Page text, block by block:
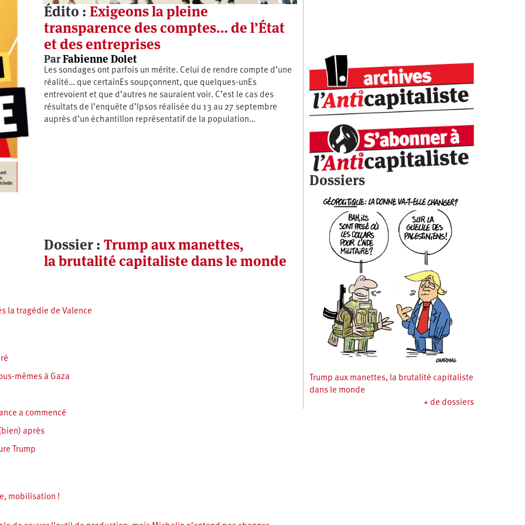
Édito : Exigeons la pleine
transparence des comptes… de l’État
et des entreprises
ParFabienne Dolet
Les sondages ont parfois un mérite. Celui de rendre compte d’une
réalité… que certainEs soupçonnent, que quelques-unEs
entrevoient et que d’autres ne sauraient voir. C’est le cas des
résultats de l’enquête d’Ipsos réalisée du 13 au 27 septembre
auprès d’un échantillon représentatif de la population…
Dossier : Trump aux manettes,
la brutalité capitaliste dans le monde
la tragédie de Valence
mêmes à Gaza
a commencé
après
Trump
mobilisation !
Dossiers
Trump aux manettes, la brutalité capitaliste
dans le monde
+ de dossiers